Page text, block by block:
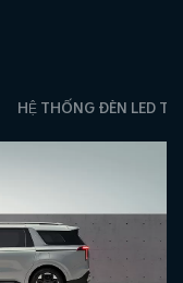
HỆ THỐNG ĐÈN LED